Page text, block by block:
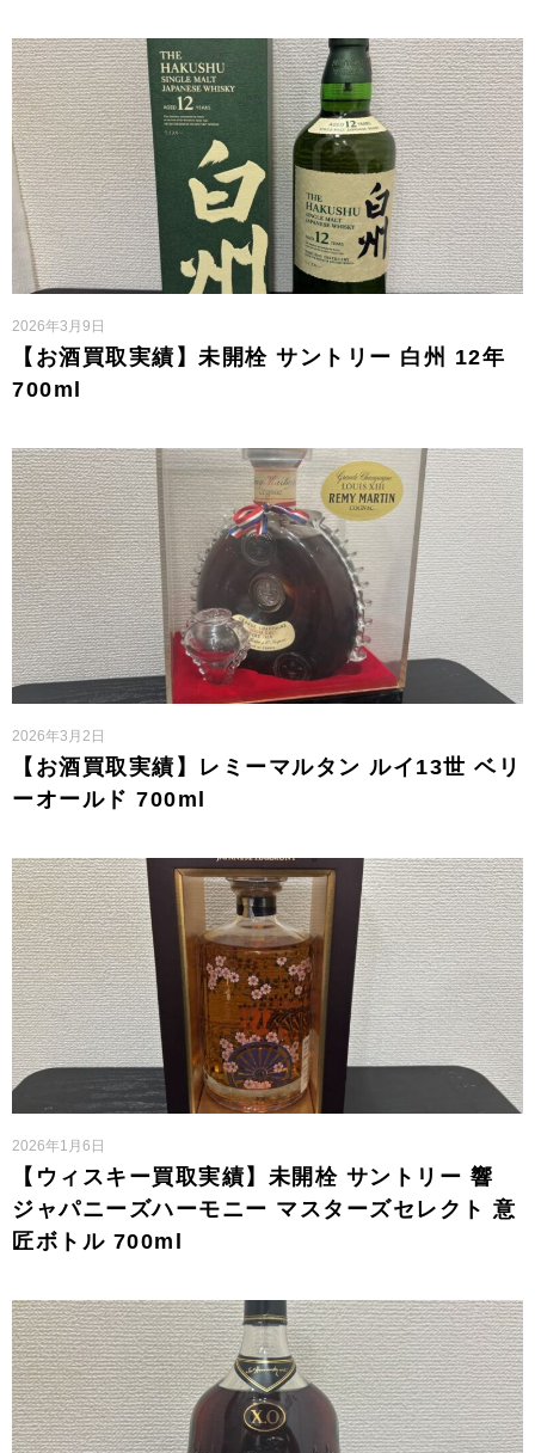
【お酒買取実績】未開栓 サントリー 白州 12年
700ml
2026年3月9日
【お酒買取実績】レミーマルタン ルイ13世 ベリ
ーオールド 700ml
2026年3月2日
【ウィスキー買取実績】未開栓 サントリー 響
ジャパニーズハーモニー マスターズセレクト 意
匠ボトル 700ml
2026年1月6日